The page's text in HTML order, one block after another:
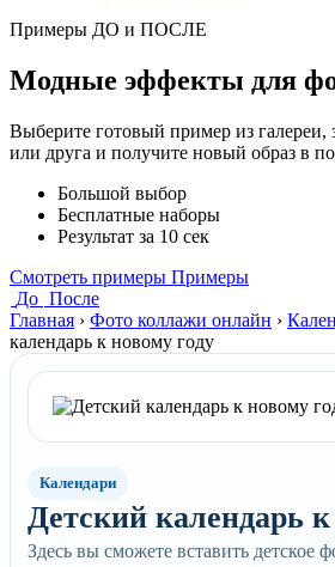
Примеры ДО и ПОСЛЕ
Модные эффекты для
Выберите готовый пример из галереи,
или друга и получите новый образ в
Большой выбор
Бесплатные наборы
Результат за 10 сек
Смотреть примеры Примеры
До После
Главная › Фото коллажи онлайн ›
календарь к новому году
Календари
Детский календарь
Здесь вы сможете вставить детское